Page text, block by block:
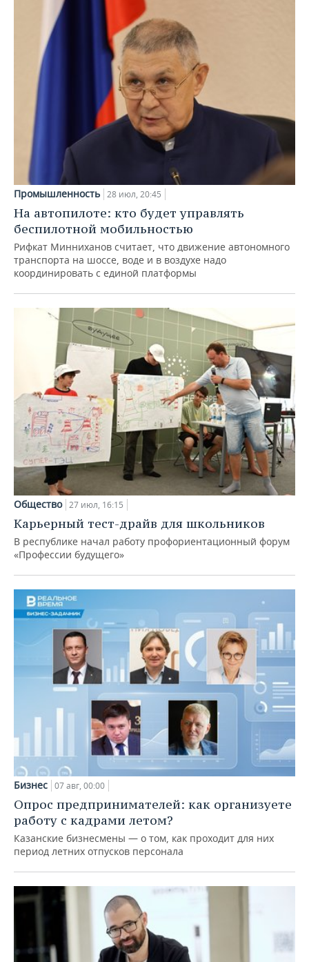
Промышленность 28 июл, 20:45
На автопилоте: кто будет управлять
беспилотной мобильностью
Рифкат Минниханов считает, что движение автономного
транспорта на шоссе, воде и в воздухе надо
координировать с единой платформы
Общество 27 июл, 16:15
Карьерный тест-драйв для школьников
В республике начал работу профориентационный форум
«Профессии будущего»
Бизнес 07 авг, 00:00
Опрос предпринимателей: как организуете
работу с кадрами летом?
Казанские бизнесмены — о том, как проходит для них
период летних отпусков персонала